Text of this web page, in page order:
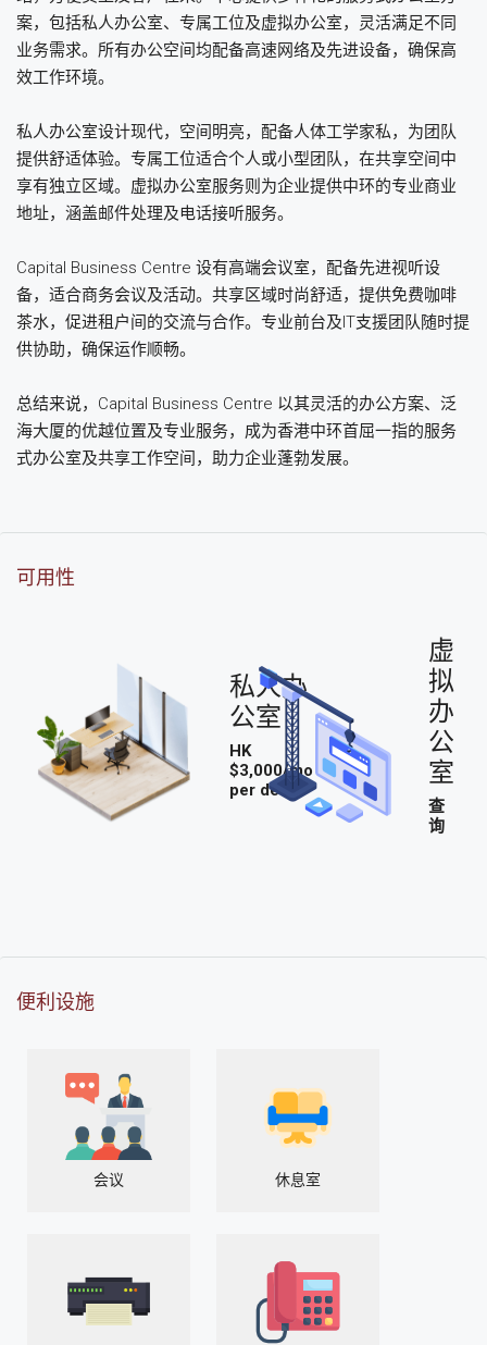
案，包括私人办公室、专属工位及虚拟办公室，灵活满足不同
业务需求。所有办公空间均配备高速网络及先进设备，确保高
效工作环境。
私人办公室设计现代，空间明亮，配备人体工学家私，为团队
提供舒适体验。专属工位适合个人或小型团队，在共享空间中
享有独立区域。虚拟办公室服务则为企业提供中环的专业商业
地址，涵盖邮件处理及电话接听服务。
Capital Business Centre 设有高端会议室，配备先进视听设
备，适合商务会议及活动。共享区域时尚舒适，提供免费咖啡
茶水，促进租户间的交流与合作。专业前台及IT支援团队随时提
供协助，确保运作顺畅。
总结来说，Capital Business Centre 以其灵活的办公方案、泛
海大厦的优越位置及专业服务，成为香港中环首屈一指的服务
式办公室及共享工作空间，助力企业蓬勃发展。
可用性
私人办
公室
HK
$3,000/mo
per desk
虚
拟
办
公
室
查
询
便利设施
会议 休息室